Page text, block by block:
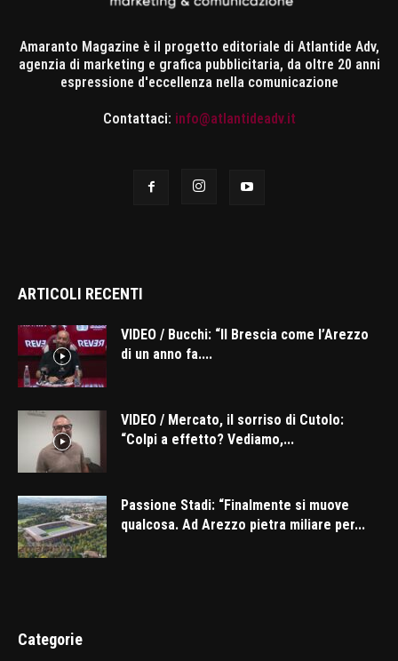
Amaranto Magazine è il progetto editoriale di Atlantide Adv,
agenzia di marketing e grafica pubblicitaria, da oltre 20 anni
espressione d'eccellenza nella comunicazione
Contattaci: info@atlantideadv.it
ARTICOLI RECENTI
VIDEO / Bucchi: “Il Brescia come l’Arezzo
di un anno fa....
VIDEO / Mercato, il sorriso di Cutolo:
“Colpi a effetto? Vediamo,...
Passione Stadi: “Finalmente si muove
qualcosa. Ad Arezzo pietra miliare per...
Categorie